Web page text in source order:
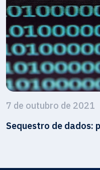
7 de outubro de 2021
Sequestro de dados: